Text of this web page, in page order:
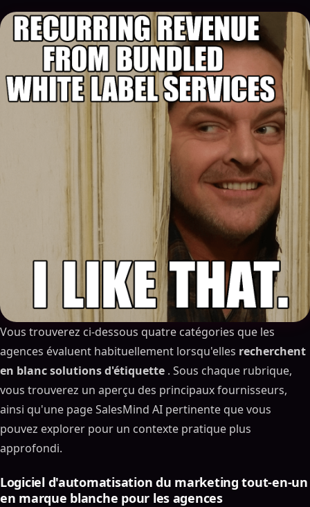
Vous trouverez ci-dessous quatre catégories que les
agences évaluent habituellement lorsqu'elles recherchent
en blanc solutions d'étiquette . Sous chaque rubrique,
vous trouverez un aperçu des principaux fournisseurs,
ainsi qu'une page SalesMind AI pertinente que vous
pouvez explorer pour un contexte pratique plus
approfondi.
Logiciel d'automatisation du marketing tout-en-un
en marque blanche pour les agences